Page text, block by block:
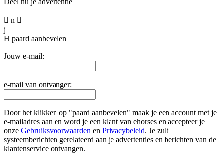
 n 
j
H paard aanbevelen
Jouw e-mail:
e-mail van ontvanger:
Door het klikken op "paard aanbevelen" maak je een account met je
e-mailadres aan en word je een klant van ehorses en accepteer je
onze Gebruiksvoorwaarden en Privacybeleid. Je zult
systeemberichten gerelateerd aan je advertenties en berichten van de
klantenservice ontvangen.